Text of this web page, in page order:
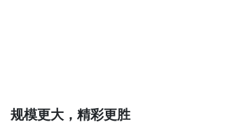
规模更大，精彩更胜